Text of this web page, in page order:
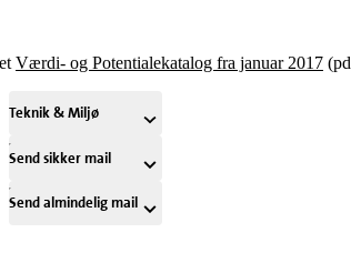
Værdi- og Potentialekatalog fra januar 2017
Teknik & Miljø
Send sikker mail
Send almindelig mail